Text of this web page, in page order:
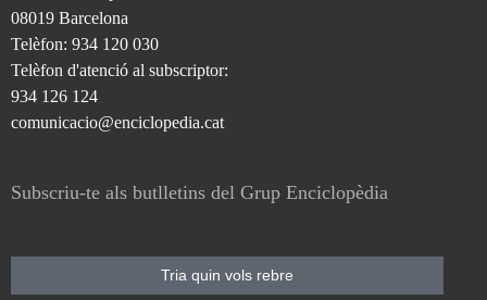
08019 Barcelona
Telèfon: 934 120 030
Telèfon d'atenció al subscriptor:
934 126 124
comunicacio@enciclopedia.cat
Subscriu-te als butlletins del Grup Enciclopèdia
Tria quin vols rebre